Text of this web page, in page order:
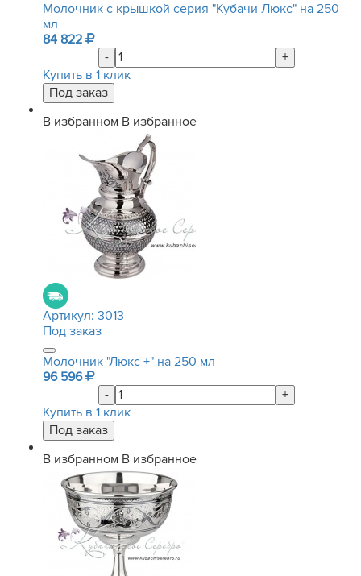
Молочник с крышкой серия "Кубачи Люкс" на 250
мл
84 822
-
+
Купить в 1 клик
В избранном В избранное
Артикул: 3013
Под заказ
Молочник "Люкс +" на 250 мл
96 596
-
+
Купить в 1 клик
В избранном В избранное